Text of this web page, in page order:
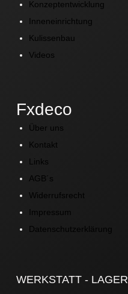
Konzeptentwicklung
Inneneinrichtung
Kulissenbau
Videos
Fxdeco
Über uns
Kontakt
Links
AGB´s
Widerrufsrecht
Impressum
Datenschutzerklärung
WERKSTATT - LAGER